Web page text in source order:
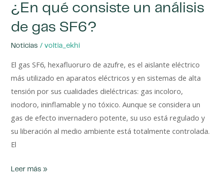
¿En qué consiste un análisis
de gas SF6?
Noticias /voltia_ekhi
El gas SF6, hexafluoruro de azufre, es el aislante eléctrico
más utilizado en aparatos eléctricos y en sistemas de alta
tensión por sus cualidades dieléctricas: gas incoloro,
inodoro, ininflamable y no tóxico. Aunque se considera un
gas de efecto invernadero potente, su uso está regulado y
su liberación al medio ambiente está totalmente controlada.
El
Leer más »